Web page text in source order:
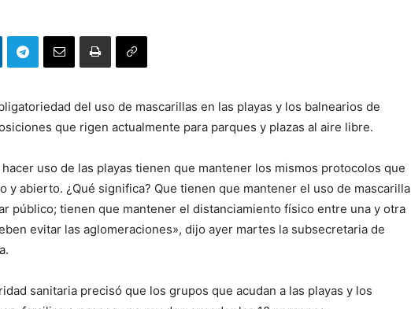
del uso de mascarillas en las playas y los balnearios de
que rigen actualmente para parques y plazas al aire libre.
hacer uso de las playas tienen que mantener los mismos protocolos que
y abierto. ¿Qué significa? Que tienen que mantener el uso de mascarilla
público; tienen que mantener el distanciamiento físico entre una y otra
evitar las aglomeraciones», dijo ayer martes la subsecretaria de
sanitaria precisó que los grupos que acudan a las playas y los